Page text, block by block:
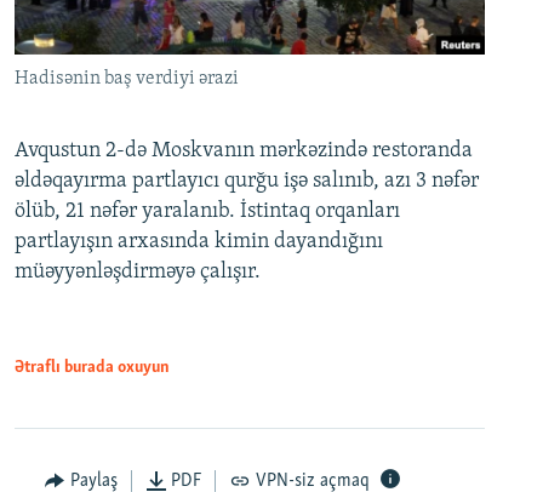
Hadisənin baş verdiyi ərazi
Avqustun 2-də Moskvanın mərkəzində restoranda
əldəqayırma partlayıcı qurğu işə salınıb, azı 3 nəfər
ölüb, 21 nəfər yaralanıb. İstintaq orqanları
partlayışın arxasında kimin dayandığını
müəyyənləşdirməyə çalışır.
Ətraflı burada oxuyun
Paylaş PDF VPN-siz açmaq